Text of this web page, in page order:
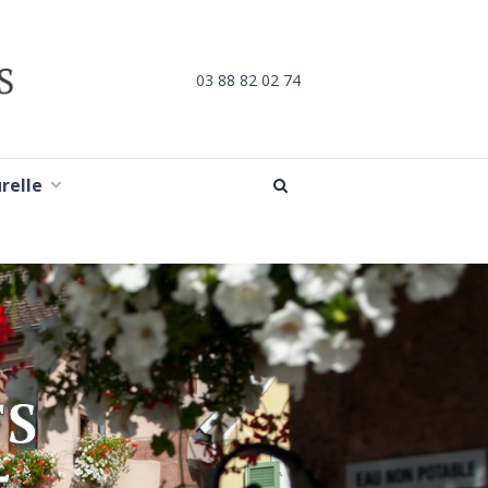
03 88 82 02 74